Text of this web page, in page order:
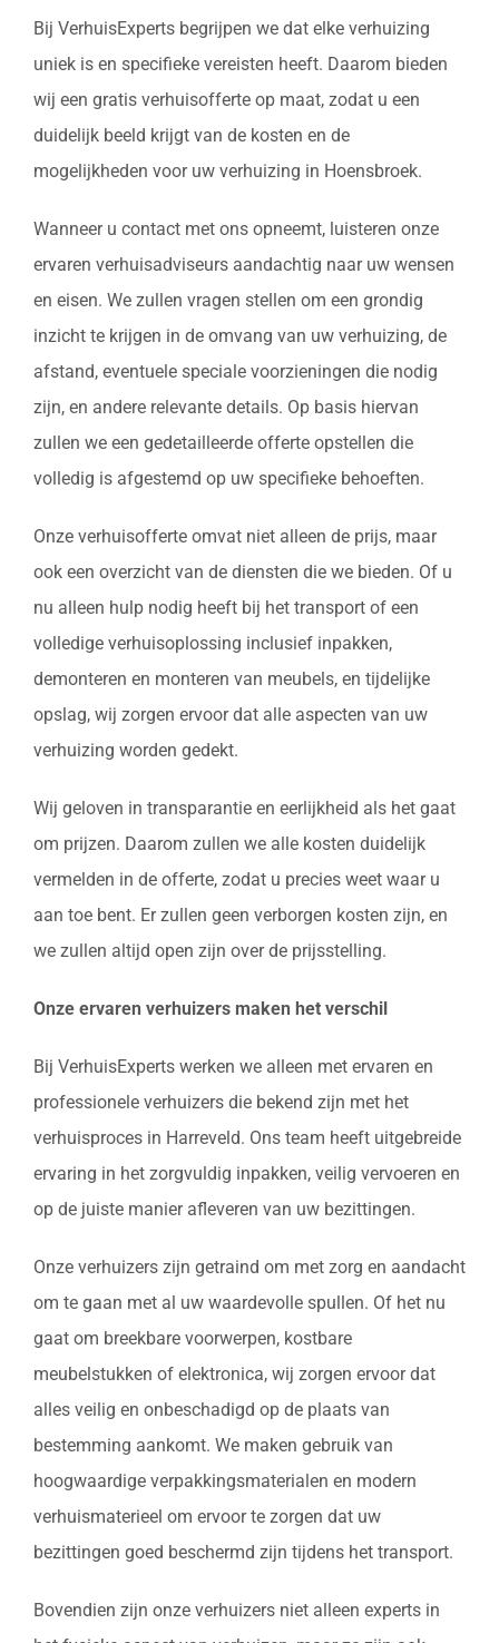
Bij VerhuisExperts begrijpen we dat elke verhuizing
uniek is en specifieke vereisten heeft. Daarom bieden
wij een gratis verhuisofferte op maat, zodat u een
duidelijk beeld krijgt van de kosten en de
mogelijkheden voor uw verhuizing in Hoensbroek.
Wanneer u contact met ons opneemt, luisteren onze
ervaren verhuisadviseurs aandachtig naar uw wensen
en eisen. We zullen vragen stellen om een grondig
inzicht te krijgen in de omvang van uw verhuizing, de
afstand, eventuele speciale voorzieningen die nodig
zijn, en andere relevante details. Op basis hiervan
zullen we een gedetailleerde offerte opstellen die
volledig is afgestemd op uw specifieke behoeften.
Onze verhuisofferte omvat niet alleen de prijs, maar
ook een overzicht van de diensten die we bieden. Of u
nu alleen hulp nodig heeft bij het transport of een
volledige verhuisoplossing inclusief inpakken,
demonteren en monteren van meubels, en tijdelijke
opslag, wij zorgen ervoor dat alle aspecten van uw
verhuizing worden gedekt.
Wij geloven in transparantie en eerlijkheid als het gaat
om prijzen. Daarom zullen we alle kosten duidelijk
vermelden in de offerte, zodat u precies weet waar u
aan toe bent. Er zullen geen verborgen kosten zijn, en
we zullen altijd open zijn over de prijsstelling.
Onze ervaren verhuizers maken het verschil
Bij VerhuisExperts werken we alleen met ervaren en
professionele verhuizers die bekend zijn met het
verhuisproces in Harreveld. Ons team heeft uitgebreide
ervaring in het zorgvuldig inpakken, veilig vervoeren en
op de juiste manier afleveren van uw bezittingen.
Onze verhuizers zijn getraind om met zorg en aandacht
om te gaan met al uw waardevolle spullen. Of het nu
gaat om breekbare voorwerpen, kostbare
meubelstukken of elektronica, wij zorgen ervoor dat
alles veilig en onbeschadigd op de plaats van
bestemming aankomt. We maken gebruik van
hoogwaardige verpakkingsmaterialen en modern
verhuismaterieel om ervoor te zorgen dat uw
bezittingen goed beschermd zijn tijdens het transport.
Bovendien zijn onze verhuizers niet alleen experts in